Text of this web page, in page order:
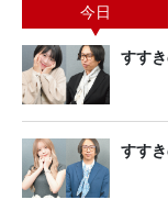
今日
すす
すす